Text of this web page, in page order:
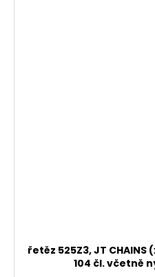
řetěz 525Z3, JT
104 čl. včetně